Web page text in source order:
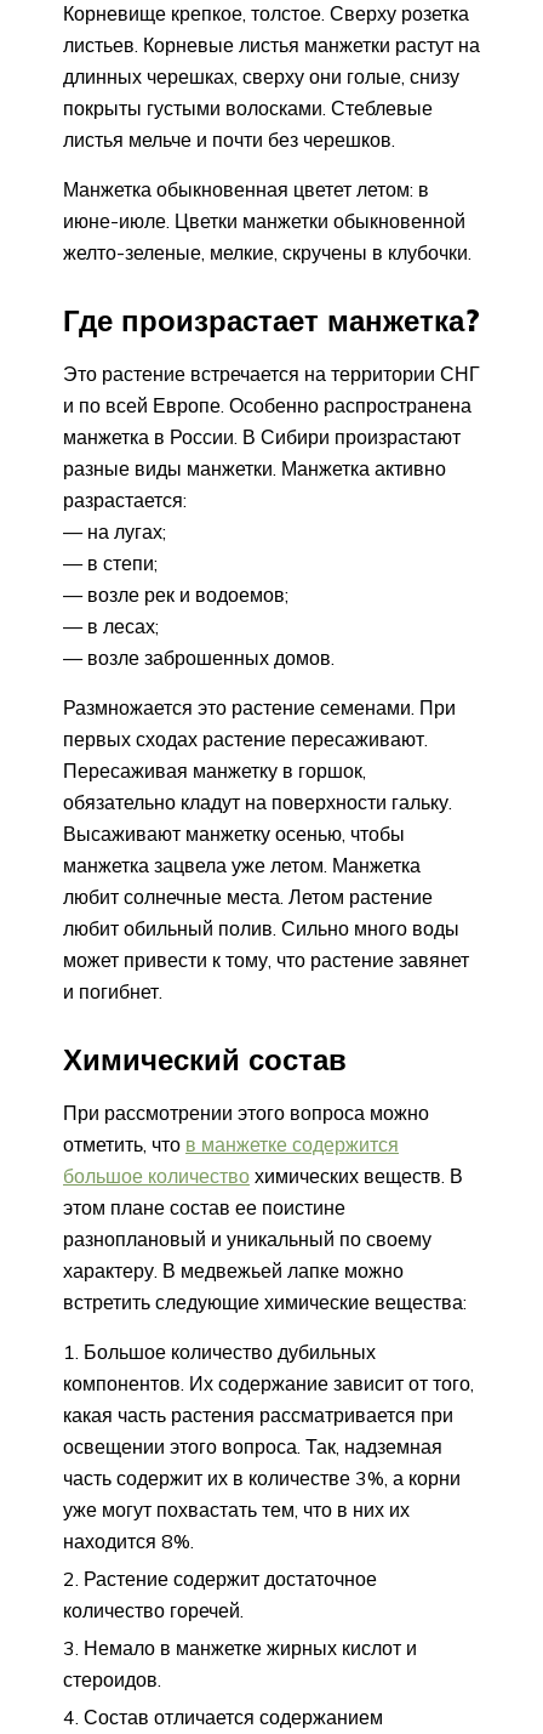
Корневище крепкое, толстое. Сверху розетка
листьев. Корневые листья манжетки растут на
длинных черешках, сверху они голые, снизу
покрыты густыми волосками. Стеблевые
листья мельче и почти без черешков.
Манжетка обыкновенная цветет летом: в
июне-июле. Цветки манжетки обыкновенной
желто-зеленые, мелкие, скручены в клубочки.
Где произрастает манжетка?
Это растение встречается на территории СНГ
и по всей Европе. Особенно распространена
манжетка в России. В Сибири произрастают
разные виды манжетки. Манжетка активно
разрастается:
— на лугах;
— в степи;
— возле рек и водоемов;
— в лесах;
— возле заброшенных домов.
Размножается это растение семенами. При
первых сходах растение пересаживают.
Пересаживая манжетку в горшок,
обязательно кладут на поверхности гальку.
Высаживают манжетку осенью, чтобы
манжетка зацвела уже летом. Манжетка
любит солнечные места. Летом растение
любит обильный полив. Сильно много воды
может привести к тому, что растение завянет
и погибнет.
Химический состав
При рассмотрении этого вопроса можно
отметить, что в манжетке содержится
большое количество химических веществ. В
этом плане состав ее поистине
разноплановый и уникальный по своему
характеру. В медвежьей лапке можно
встретить следующие химические вещества:
Большое количество дубильных
компонентов. Их содержание зависит от того,
какая часть растения рассматривается при
освещении этого вопроса. Так, надземная
часть содержит их в количестве 3%, а корни
уже могут похвастать тем, что в них их
находится 8%.
Растение содержит достаточное
количество горечей.
Немало в манжетке жирных кислот и
стероидов.
Состав отличается содержанием